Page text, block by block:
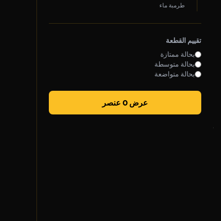
طرمبة ماء
تقييم القطعة
بحالة ممتازة
بحالة متوسطة
بحالة متواضعة
عرض 0 عنصر
روابط سريعة
سياسة الخصوصية
الشروط والأحكام
سياسة الشحن
الضمان والإرجاع